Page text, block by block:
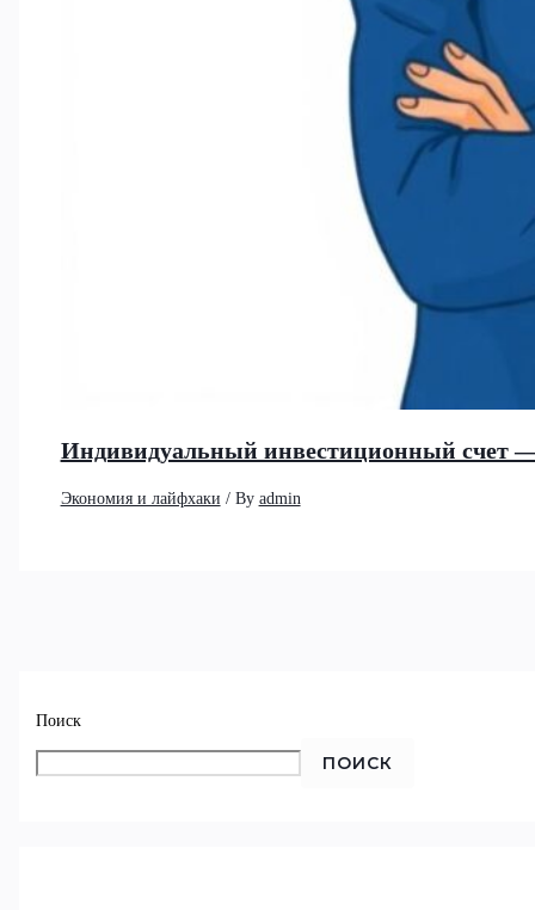
Поиск
ПОИСК
Индивидуальный инвестиционный счет
Экономия и лайфхаки / By admin